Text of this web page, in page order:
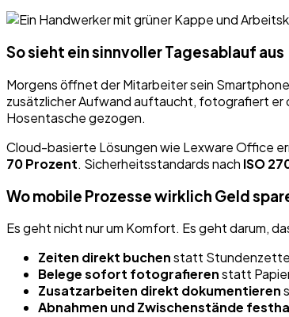
So sieht ein sinnvoller Tagesablauf aus
Morgens öffnet der Mitarbeiter sein
zusätzlicher Aufwand auftaucht, fotografiert er
Hosentasche gezogen.
Cloud-basierte Lösungen wie Lexware Office
70 Prozent. Sicherheitsstandards nach ISO
Wo mobile Prozesse wirklich Geld
Es geht nicht nur um Komfort. Es geht darum,
Zeiten direkt buchenstatt
Belege sofort fotografierenstatt
Zusatzarbeiten direkt dokumentieren
Abnahmen und Zwischenstände